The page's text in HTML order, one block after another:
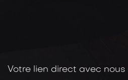
Votre lien direct avec